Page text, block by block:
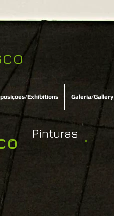
Exhibitions Galeria/Gallery
Pinturas